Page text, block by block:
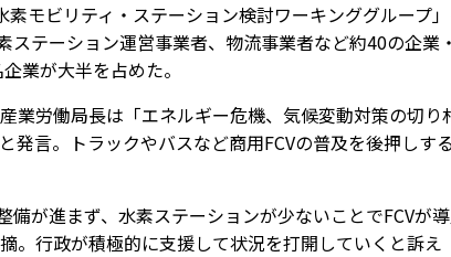
モビリティ・ステーション検討ワーキンググループ
テーション運営事業者、物流事業者など約40の企業・
業が大半を占めた。
労働局長は「エネルギー危機、気候変動対策の切り
言。トラックやバスなど商用FCVの普及を後押しする
が進まず、水素ステーションが少ないことでFCVが
。行政が積極的に支援して状況を打開していくと訴え